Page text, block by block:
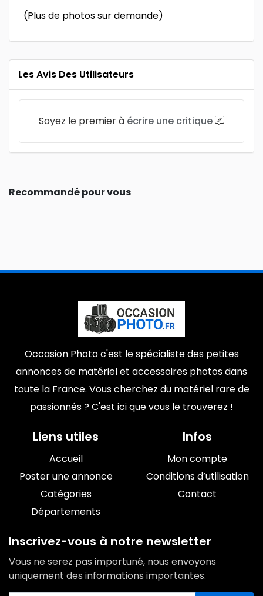
(Plus de photos sur demande)
Les Avis Des Utilisateurs
Soyez le premier à écrire une critique
Recommandé pour vous
Occasion Photo c'est le spécialiste des petites
annonces de matériel et accessoires photos dans
toute la France. Vous cherchez du matériel rare de
passionnés ? C'est ici que vous le trouverez !
Liens utiles
Accueil
Poster une annonce
Catégories
Départements
Infos
Mon compte
Conditions d’utilisation
Contact
Inscrivez-vous à notre newsletter
Vous ne serez pas importuné, nous envoyons
uniquement des informations importantes.